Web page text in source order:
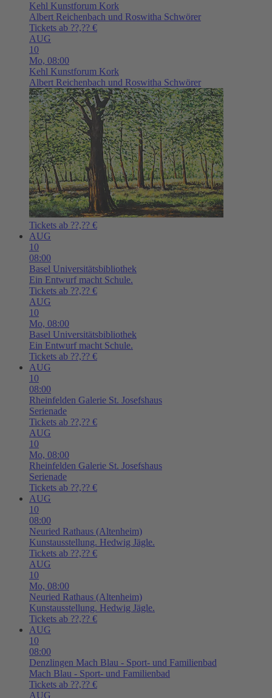
Kehl Kunstforum Kork
Albert Reichenbach und Roswitha Schwörer
Tickets ab ??,?? €
AUG
10
Mo, 08:00
Kehl Kunstforum Kork
Albert Reichenbach und Roswitha Schwörer
Tickets ab ??,?? €
AUG
10
08:00
Basel Universitätsbibliothek
Ein Entwurf macht Schule.
Tickets ab ??,?? €
AUG
10
Mo, 08:00
Basel Universitätsbibliothek
Ein Entwurf macht Schule.
Tickets ab ??,?? €
AUG
10
08:00
Rheinfelden Galerie St. Josefshaus
Serienade
Tickets ab ??,?? €
AUG
10
Mo, 08:00
Rheinfelden Galerie St. Josefshaus
Serienade
Tickets ab ??,?? €
AUG
10
08:00
Neuried Rathaus (Altenheim)
Kunstausstellung. Hedwig Jägle.
Tickets ab ??,?? €
AUG
10
Mo, 08:00
Neuried Rathaus (Altenheim)
Kunstausstellung. Hedwig Jägle.
Tickets ab ??,?? €
AUG
10
08:00
Denzlingen Mach Blau - Sport- und Familienbad
Mach Blau - Sport- und Familienbad
Tickets ab ??,?? €
AUG